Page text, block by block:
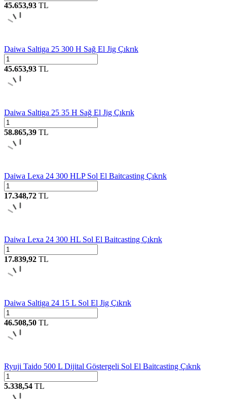
45.653,93 TL
Daiwa Saltiga 25 300 H Sağ El Jig Çıkrık
45.653,93 TL
Daiwa Saltiga 25 35 H Sağ El Jig Çıkrık
58.865,39 TL
Daiwa Lexa 24 300 HLP Sol El Baitcasting Çıkrık
17.348,72 TL
Daiwa Lexa 24 300 HL Sol El Baitcasting Çıkrık
17.839,92 TL
Daiwa Saltiga 24 15 L Sol El Jig Çıkrık
46.508,50 TL
Ryuji Taido 500 L Dijital Göstergeli Sol El Baitcasting Çıkrık
5.338,54 TL